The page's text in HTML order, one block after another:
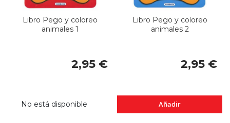
Libro Pego y coloreo
animales 1
2,95 €
No está disponible
Libro Pego y coloreo
animales 2
2,95 €
Añadir